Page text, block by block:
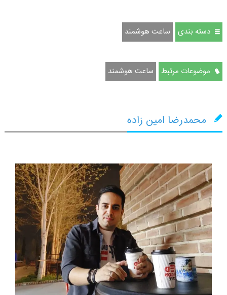
دسته بندی ساعت هوشمند
موضوعات مرتبط ساعت هوشمند
محمدرضا امین زاده